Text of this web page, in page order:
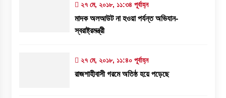
২৭ মে, ২০১৮, ১১:৩৪ পূর্বাহ্ন
মাদক অলআউট না হওয়া পর্যন্ত অভিযান-
স্বরাষ্ট্রমন্ত্রী
২৭ মে, ২০১৮, ১১:৪০ পূর্বাহ্ন
রাজশাহীবাসী গরমে অতিষ্ঠ হয়ে পড়েছে